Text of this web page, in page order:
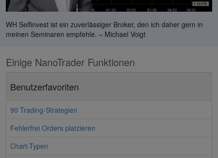
WH Selfinvest ist ein zuverlässiger Broker, den ich daher gern in
meinen Seminaren empfehle. – Michael Voigt
Einige NanoTrader Funktionen
Benutzerfavoriten
90 Trading-Strategien
Fehlerfrei Orders platzieren
Chart-Typen